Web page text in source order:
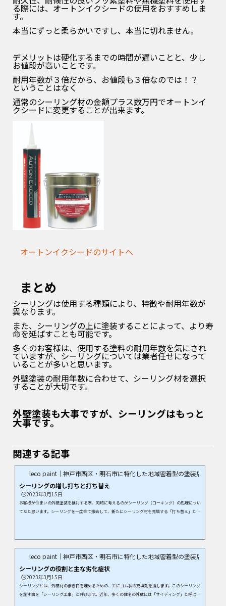
る際には、オートンイクシードの使用をおすすめしま
す。
本当にずっと柔らかいですし、本当に切れません。
デメリットは硬化するまでの時間が遅いことと、少し
お値段が高いことです。
耐用年数が３倍だから、お値段も３倍なのでは！ ？
ということはなく
通常のシーリング材の金額プラス数万円でオートンイ
クシードに変更することが出来ます。
オートンイクシードのサイトへ
まとめ
シーリングは使用する種類により、特徴や耐用年数が
異なります。
また、シーリングの上に塗装することによって、より寿
命を延ばすことも可能です。
多くのお客様は、使用する塗料の耐用年数を気にされ
ていますが、シーリングについては業者任せになって
いることが多いと思います。
外壁塗装の耐用年数に合わせて、シーリング材を選択
することが大切です。
外壁塗装も大事ですが、シーリングはもっと
大事です。
関連する記事
leco paint｜神戸市西区・明石市に特化した地域密着型の塗装店
シーリングの増し打ちと打ち替え
🕒️2023年3月15日
お客様が住まいの外壁塗装を検討する際、同時に考えるのがシーリング（コーキング）の処理につい
てだと思います。シーリングを一度全て撤去して、新たにシーリング材を充填する「打ち替え」と既
leco paint｜神戸市西区・明石市に特化した地域密着型の塗装店
シーリングの役割と主な劣化症状
🕒️2023年3月15日
シーリングとは、外壁材の継ぎ目を埋めるための、主にゴム状の充填剤を指します。このシーリング
を施す事を「シーリング工事」と呼びます。近年、多くの住宅の外壁には「サイディング」と呼ばれ